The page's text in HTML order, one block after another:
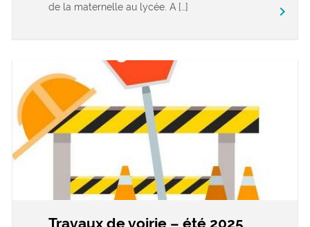
de la maternelle au lycée. A […]
keyboard_arrow_right
Travaux de voirie – été 2025